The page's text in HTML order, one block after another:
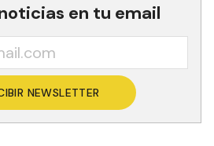
en tu email
NEWSLETTER